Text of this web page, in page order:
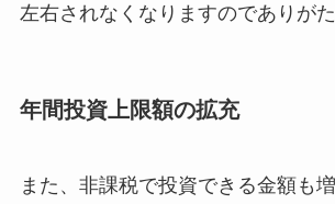
左右されなくなりますのでありがた
年間投資上限額の拡充
また、非課税で投資できる金額も増